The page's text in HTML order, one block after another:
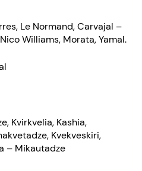
Le Normand, Carvajal –
Williams, Morata, Yamal.
Kvirkvelia, Kashia,
Kvekveskiri,
– Mikautadze